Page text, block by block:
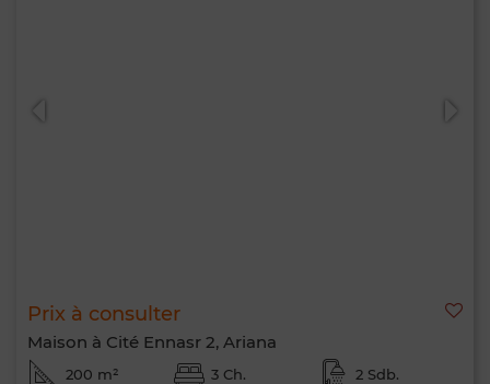
Prix à consulter
Maison à Cité Ennasr 2, Ariana
200 m² 3 Ch. 2 Sdb.